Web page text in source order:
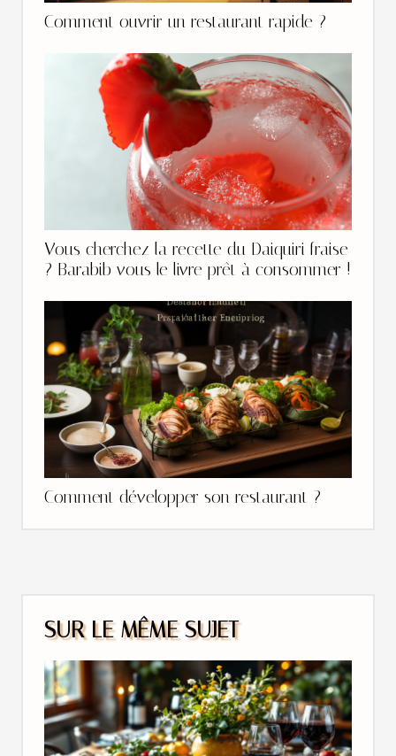
Comment ouvrir un restaurant rapide ?
Vous cherchez la recette du Daiquiri fraise
? Barabib vous le livre prêt à consommer !
Comment développer son restaurant ?
SUR LE MÊME SUJET